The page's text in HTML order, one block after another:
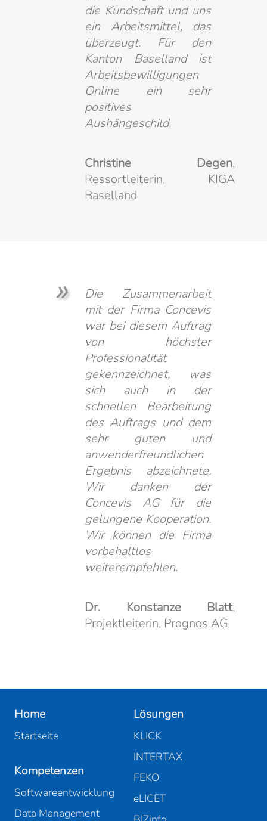
die Kundschaft und uns
ein Arbeitsmittel, das
überzeugt. Für den
Kanton Baselland ist
Arbeitsbewilligungen
Online ein sehr
positives
Aushängeschild.
Christine Degen,
Ressortleiterin, KIGA
Baselland
Die Zusammenarbeit
mit der Firma Concevis
war bei diesem Auftrag
von höchster
Professionalität
gekennzeichnet, was
sich auch in der
schnellen Bearbeitung
des Auftrags und dem
sehr guten und
anwenderfreundlichen
Ergebnis abzeichnete.
Wir danken der
Concevis AG für die
gelungene Kooperation.
Wir können die Firma
vorbehaltlos
weiterempfehlen.
Dr. Konstanze Blatt,
Projektleiterin, Prognos AG
Home
Startseite
Kompetenzen
Softwareentwicklung
Data Management
Lösungen
KLICK
INTERTAX
FEKO
eLICET